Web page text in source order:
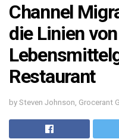
Channel
die Linien von
Restaurant
by Steven Johnson, Grocerant